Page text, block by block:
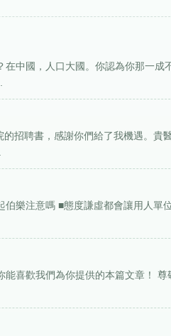
中國，人口大國。你認為你那一成
招聘書，感謝你們給了我機遇。貴
樂注意嗎 ■態度謙虛都會讓用人單
喜歡我們為你提供的本篇文章！